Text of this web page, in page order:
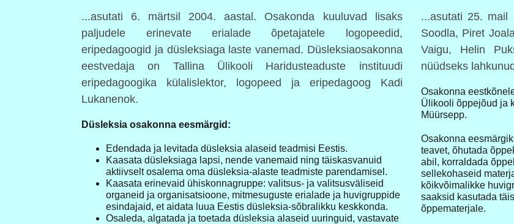
...asutati 6. märtsil 2004. aastal. Osakonda kuuluvad lisaks
paljudele erinevate erialade õpetajatele logopeedid,
eripedagoogid ja düsleksiaga laste vanemad.​ Düsleksiaosakonna
eestvedaja on Tallina Ülikooli Haridusteaduste instituudi
eripedagoogika külalislektor, logopeed ja eripedagoog Kadi
Lukanenok.
Düsleksia osakonna eesmärgid:
Edendada ja levitada düsleksia alaseid teadmisi Eestis.
Kaasata düsleksiaga lapsi, nende vanemaid ning täiskasvanuid
aktiivselt osalema oma düsleksia-alaste teadmiste parendamisel.
Kaasata erinevaid ühiskonnagruppe: valitsus- ja valitsusväliseid
organeid ja organisatsioone, mitmesuguste erialade ja huvigruppide
esindajaid, et aidata luua Eestis düsleksia-sõbralikku keskkonda.
Osaleda, algatada ja toetada düsleksia alaseid uuringuid, vastavate
...asutati 25. mail
Soodla, Piret
Vaigu, Helin
nüüdseks
Osakonna
Ülikooli õppejõud ja
Müürsepp.
Osakonna
teavet, õhutada
abil, korraldada
sellekohaseid
kõikvõimalikke
saaksid kasutada
õppematerjale.